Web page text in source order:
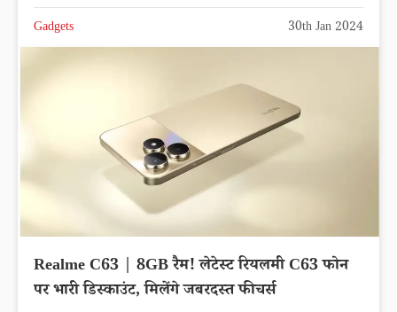
Gadgets 30th Jan 2024
Realme C63 | 8GB रैम! लेटेस्ट रियलमी C63 फोन
पर भारी डिस्काउंट, मिलेंगे जबरदस्त फीचर्स